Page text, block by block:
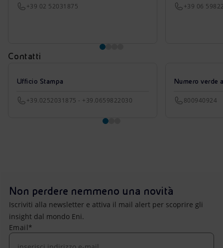
+39 02 52031875 +39 06
Contatti
Ufficio Stampa
+39.0252031875 - +39.0659822030
Numero verde
800940924
Non perdere nemmeno una novità
Iscriviti alla newsletter e attiva il mail alert per scoprire gli
insight dal mondo Eni.
Email*